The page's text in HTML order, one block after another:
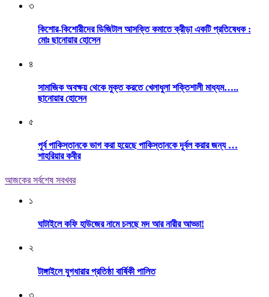
৩
কিশোর-কিশোরীদের ডিজিটাল আসক্তি কমাতে ক্রীড়া একটি প্রতিষেধক :
মোঃ ছানোয়ার হোসেন
৪
সামাজিক অবক্ষয় থেকে মুক্ত করতে খেলাধুলা শক্তিশালী মাধ্যম…..
ছানোয়ার হোসেন
৫
পূর্ব পাকিস্তানকে ভাগ করা হয়েছে পাকিস্তানকে দূর্বল করার জন্য …
শাহরিয়ার কবীর
আজকের সর্বশেষ সবখবর
১
ঘাটাইলে কফি হাউজের নামে চলছে মদ আর নারীর আড্ডা!
২
টাঙ্গাইলে যুগধারার প্রতিষ্ঠা বার্ষিকী পালিত
৩